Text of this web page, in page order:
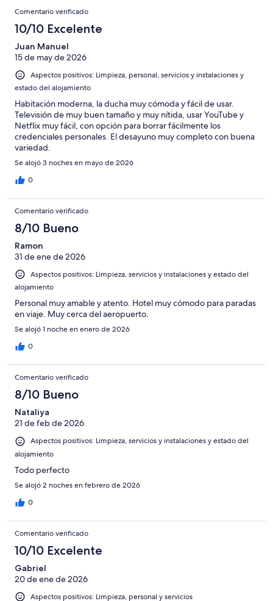
Comentario verificado
10/10 Excelente
Juan Manuel
15 de may de 2026
Aspectos positivos: Limpieza, personal, servicios y instalaciones y
estado del alojamiento
Habitación moderna, la ducha muy cómoda y fácil de usar.
Televisión de muy buen tamaño y muy nítida, usar YouTube y
Netflix muy fácil, con opción para borrar fácilmente los
credenciales personales. El desayuno muy completo con buena
variedad.
Se alojó 3 noches en mayo de 2026
0
Comentario verificado
8/10 Bueno
Ramon
31 de ene de 2026
Aspectos positivos: Limpieza, servicios y instalaciones y estado del
alojamiento
Personal muy amable y atento. Hotel muy cómodo para paradas
en viaje. Muy cerca del aeropuerto.
Se alojó 1 noche en enero de 2026
0
Comentario verificado
8/10 Bueno
Nataliya
21 de feb de 2026
Aspectos positivos: Limpieza, servicios y instalaciones y estado del
alojamiento
Todo perfecto
Se alojó 2 noches en febrero de 2026
0
Comentario verificado
10/10 Excelente
Gabriel
20 de ene de 2026
Aspectos positivos: Limpieza, personal y servicios